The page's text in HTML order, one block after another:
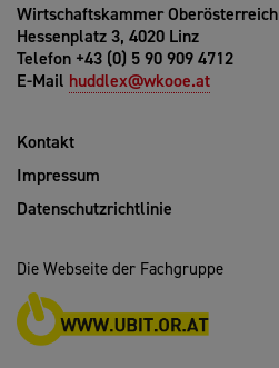
Wirtschaftskammer Oberösterreich
Hessenplatz 3, 4020 Linz
Telefon +43 (0) 5 90 909 4712
E-Mail huddlex@wkooe.at
Kontakt
Impressum
Datenschutzrichtlinie
Die Webseite der Fachgruppe